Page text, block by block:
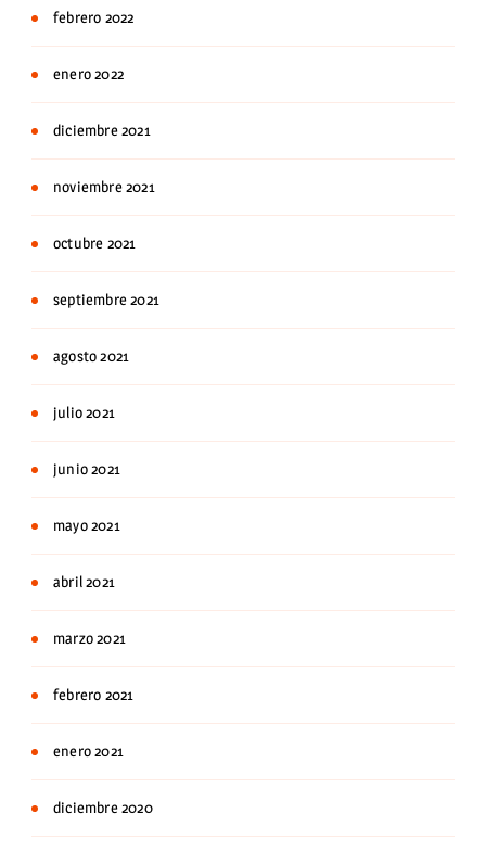
febrero 2022
enero 2022
diciembre 2021
noviembre 2021
octubre 2021
septiembre 2021
agosto 2021
julio 2021
junio 2021
mayo 2021
abril 2021
marzo 2021
febrero 2021
enero 2021
diciembre 2020